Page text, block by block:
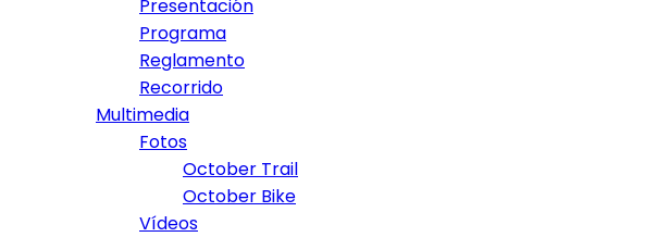
Presentación
Programa
Reglamento
Recorrido
Multimedia
Fotos
October Trail
October Bike
Vídeos